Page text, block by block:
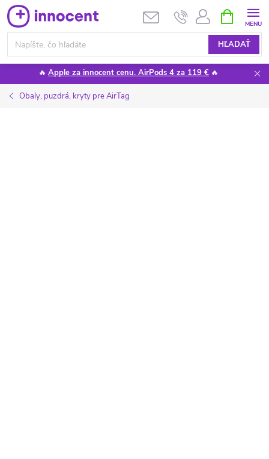
Prejsť
na
obsah
HĽADAŤ
KOŠÍK
🔥 Apple za innocent cenu. AirPods 4 za 119 € 🔥
Obaly, puzdrá, kryty pre AirTag